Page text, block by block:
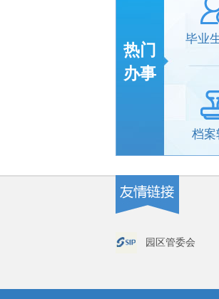
热门
办事
毕业
档案
园区管委会